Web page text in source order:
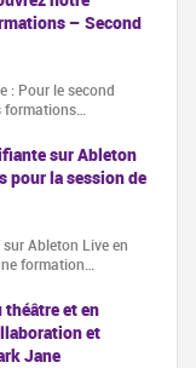
– Second
: Pour le second
sur Ableton
pour la session de
Ableton Live en
formation…
et en
et
Jane